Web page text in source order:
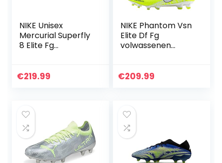
NIKE Unisex
Mercurial Superfly
8 Elite Fg
€219.99
NIKE Phantom Vsn
Elite Df Fg
volwassenen
€209.99